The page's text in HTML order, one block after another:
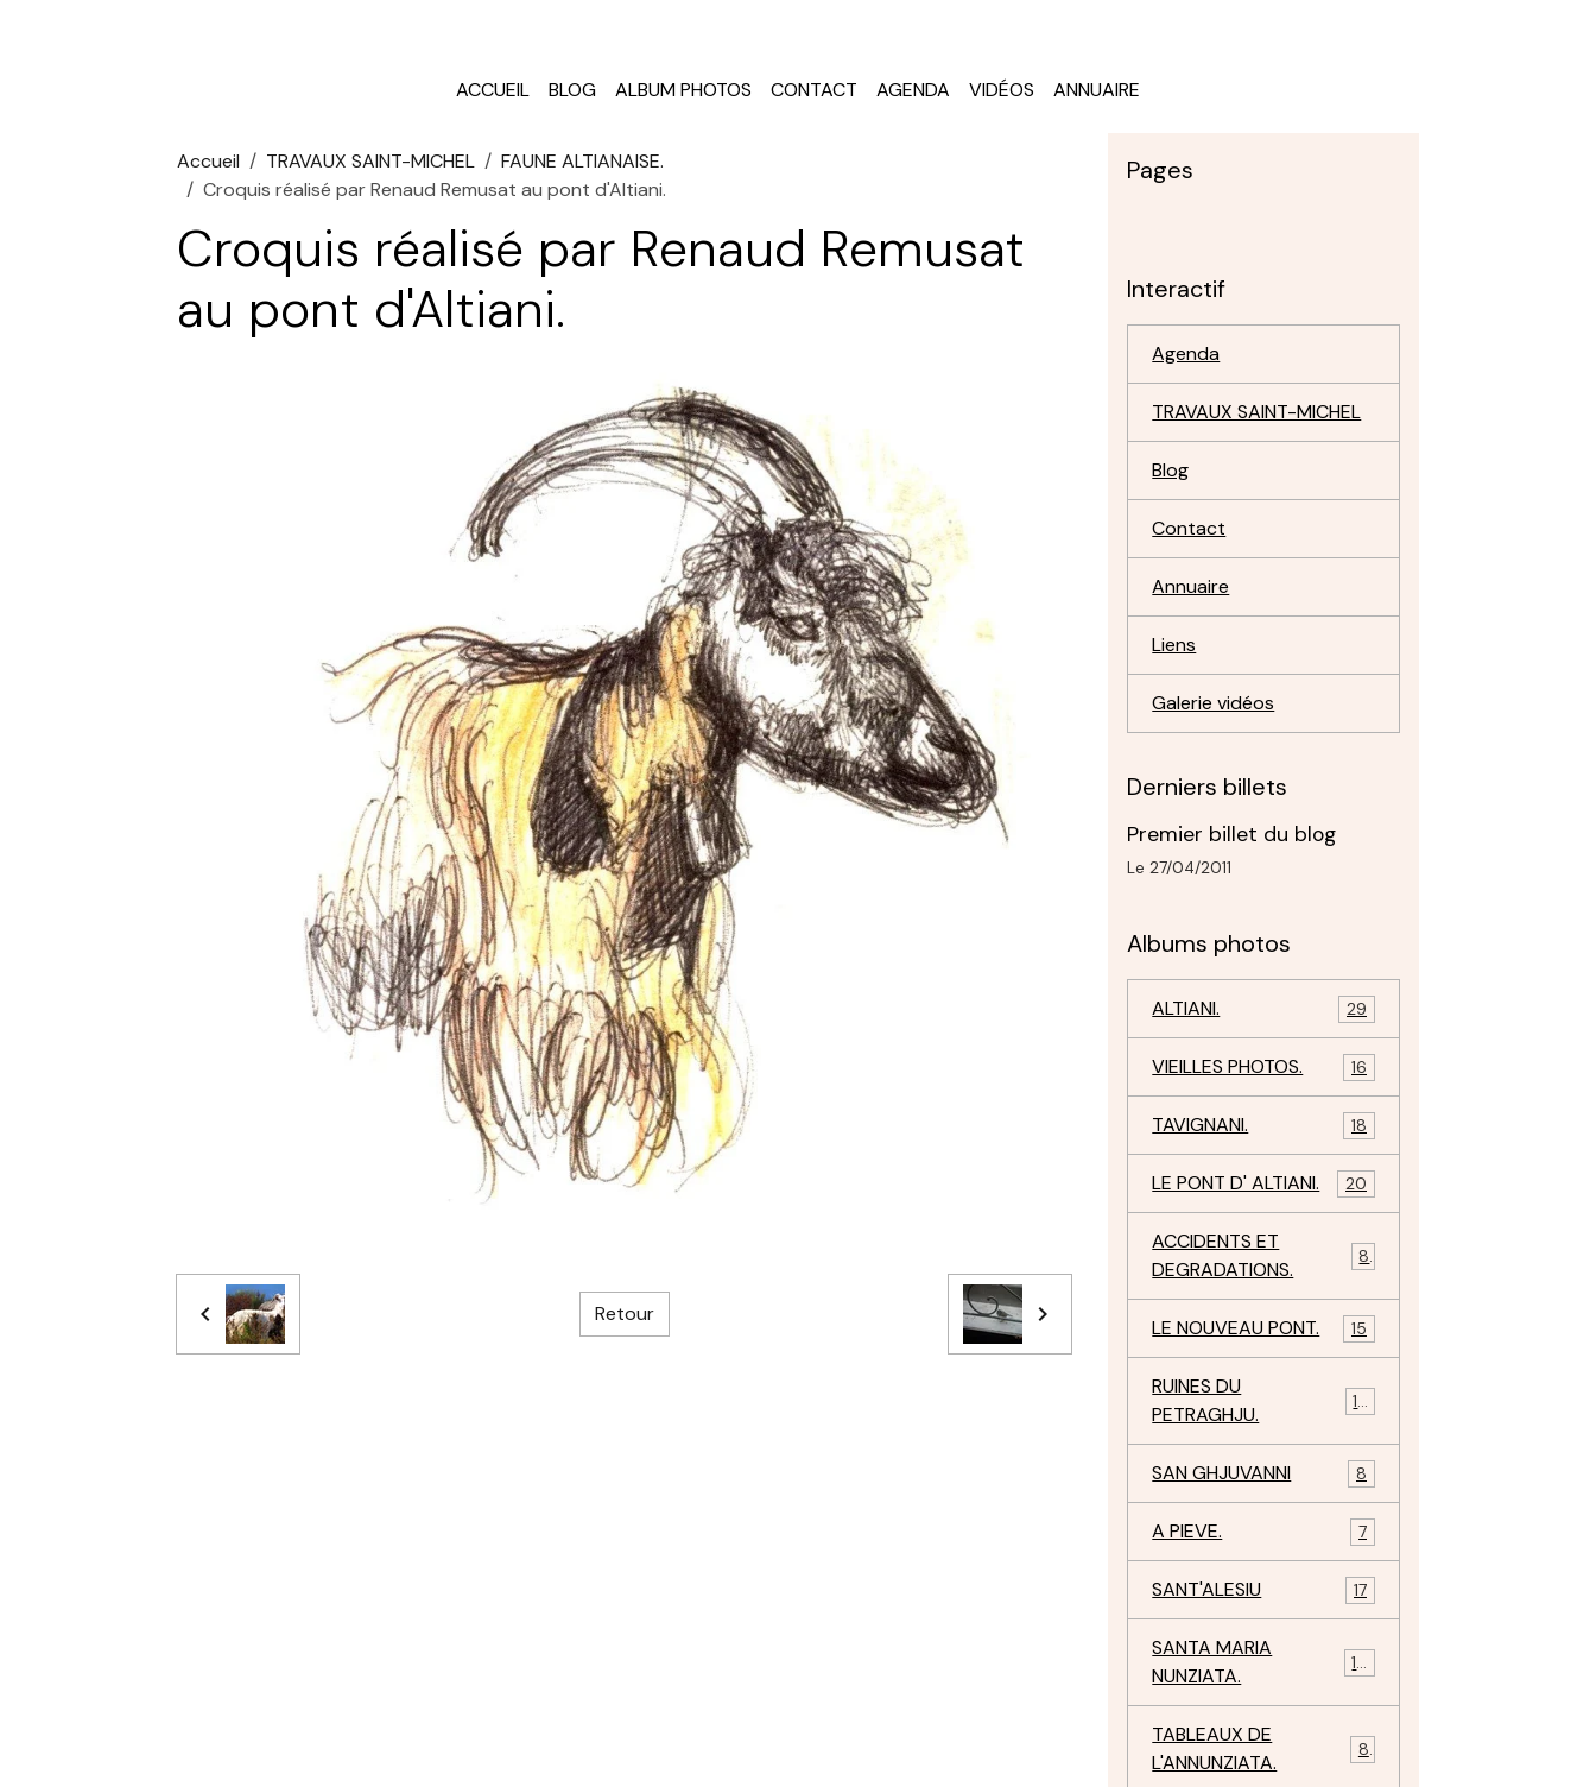
ACCUEIL BLOG ALBUM PHOTOS CONTACT AGENDA VIDÉOS ANNUAIRE
Accueil TRAVAUX SAINT-MICHEL
FAUNE ALTIANAISE.
Croquis réalisé par Renaud Remusat au pont d'Altiani.
Croquis réalisé par Renaud Remusat
au pont d'Altiani.
Retour
Pages
Interactif
Agenda
TRAVAUX SAINT-MICHEL
Blog
Contact
Annuaire
Liens
Galerie vidéos
Derniers billets
Premier billet du blog
Le 27/04/2011
Albums photos
ALTIANI. 29
VIEILLES PHOTOS. 16
TAVIGNANI. 18
LE PONT D' ALTIANI. 20
ACCIDENTS ET
DEGRADATIONS.
8
LE NOUVEAU PONT. 15
RUINES DU
PETRAGHJU.
12
SAN GHJUVANNI 8
A PIEVE. 7
SANT'ALESIU 17
SANTA MARIA
NUNZIATA.
10
TABLEAUX DE
L'ANNUNZIATA.
8